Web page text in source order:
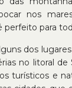
nos
perfeito para
dos
no litoral de
turísticos e